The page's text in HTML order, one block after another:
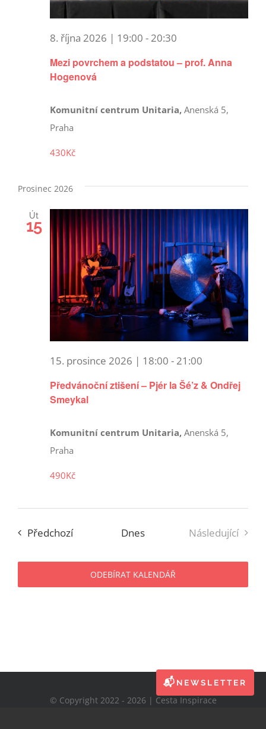
Mezi povrchem a podstatou – prof. Anna
Hogenová
8. října 2026 | 19:00 - 20:30
Komunitní centrum Unitaria, Anenská 5,
Praha
430Kč
Prosinec 2026
Út
15
Předvánoční ztišení – Pjér la Šé’z & Ondřej
Smeykal
15. prosince 2026 | 18:00 - 21:00
Komunitní centrum Unitaria, Anenská 5,
Praha
490Kč
PředchozíAkce Dnes
Následující
ODEBÍRAT KALENDÁŘ
© Copyright 2022 - 2026 | Cesta Inspirace
📬 NEWSLETTER